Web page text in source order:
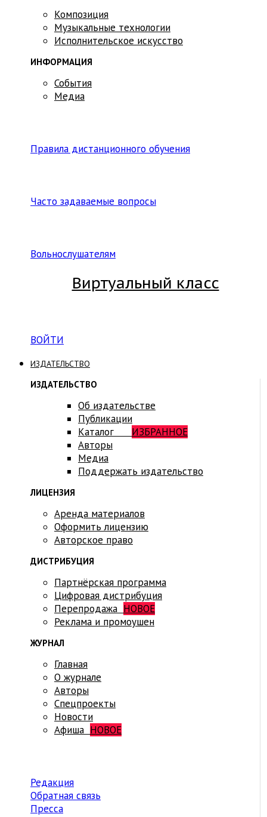
Композиция
Музыкальные технологии
Исполнительское искусство
ИНФОРМАЦИЯ
События
Медиа
Правила дистанционного обучения
Часто задаваемые вопросы
Вольнослушателям
Виртуальный класс
ВОЙТИ
ИЗДАТЕЛЬСТВО
ИЗДАТЕЛЬСТВО
Об издательстве
Публикации
Каталог ИЗБРАННОЕ
Авторы
Медиа
Поддержать издательство
ЛИЦЕНЗИЯ
Аренда материалов
Оформить лицензию
Авторское право
ДИСТРИБУЦИЯ
Партнёрская программа
Цифровая дистрибуция
Перепродажа НОВОЕ
Реклама и промоушен
ЖУРНАЛ
Главная
О журнале
Авторы
Спецпроекты
Новости
Афиша НОВОЕ
Редакция
Обратная связь
Пресса